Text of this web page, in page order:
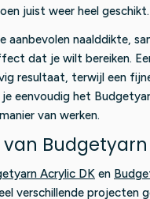
juist weer heel geschikt.
aanbevolen naalddikte,
dat je wilt bereiken.
resultaat, terwijl een
eenvoudig het
van werken.
Budgetyarn
Acrylic DK en
verschillende projecten